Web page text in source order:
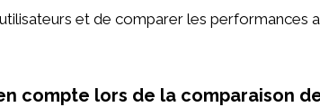
et de comparer les performances
compte lors de la comparaison